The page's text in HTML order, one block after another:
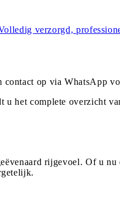
verzorgd,
contact op via WhatsApp
het complete overzicht
rijgevoel. Of u